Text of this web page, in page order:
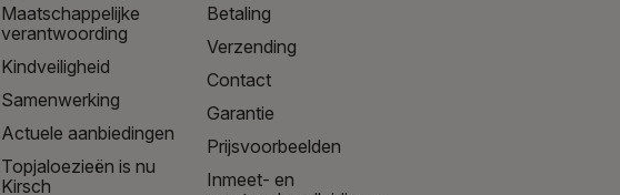
Maatschappelijke
verantwoording
Kindveiligheid
Samenwerking
Actuele aanbiedingen
Topjaloezieën is nu
Kirsch
Betaling
Verzending
Contact
Garantie
Prijsvoorbeelden
Inmeet- en